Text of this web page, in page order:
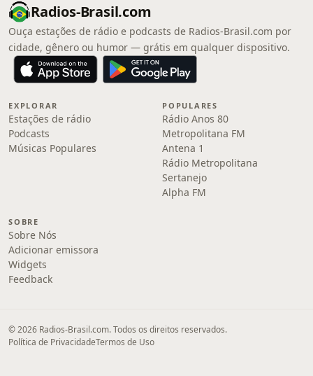
Radios-Brasil.com
Ouça estações de rádio e podcasts de Radios-Brasil.com por
cidade, gênero ou humor — grátis em qualquer dispositivo.
EXPLORAR
Estações de rádio
Podcasts
Músicas Populares
POPULARES
Rádio Anos 80
Metropolitana FM
Antena 1
Rádio Metropolitana
Sertanejo
Alpha FM
SOBRE
Sobre Nós
Adicionar emissora
Widgets
Feedback
© 2026 Radios-Brasil.com. Todos os direitos reservados.
Política de PrivacidadeTermos de Uso